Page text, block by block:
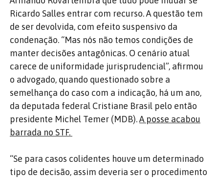
Ricardo Salles entrar com recurso. A questão tem
de ser devolvida, com efeito suspensivo da
condenação. “Mas nós não temos condições de
manter decisões antagônicas. O cenário atual
carece de uniformidade jurisprudencial”, afirmou
o advogado, quando questionado sobre a
semelhança do caso com a indicação, há um ano,
da deputada federal Cristiane Brasil pelo então
presidente Michel Temer (MDB).A posse acabou
barrada no STF.
“Se para casos colidentes houve um determinado
tipo de decisão, assim deveria ser o procedimento